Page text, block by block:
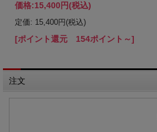
価格:15,400円(税込)
定価: 15,400円(税込)
[ポイント還元 154ポイント～]
注文